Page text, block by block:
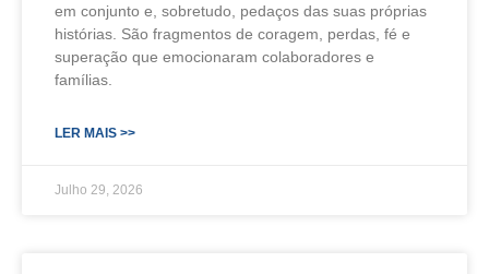
em conjunto e, sobretudo, pedaços das suas próprias
histórias. São fragmentos de coragem, perdas, fé e
superação que emocionaram colaboradores e
famílias.
LER MAIS >>
Julho 29, 2026